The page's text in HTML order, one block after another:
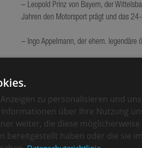
– Leopold Prinz von Bayern, der
Jahren den Motorsport prägt und das
– Ingo Appelmann, der ehem. legendäre
… und das ist erst der Anfang. Weitere
einem echten Sammlerstück machen.
Ihren ersten öffentlichen Auftritt feierte
Porsche Traumwerk – ein passender
vereint. Auch am Motortag am
zu personalisieren und
über Ihre Nutzung
weiter, die diese
bereitgestellt haben oder die sie